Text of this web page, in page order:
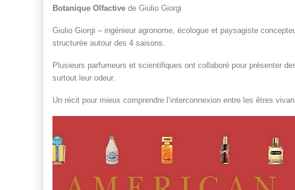
Botanique Olfactive de Giulio Giorgi
Giulio Giorgi – ingénieur agronome, écologue et paysagiste
structurée autour des 4 saisons.
Plusieurs parfumeurs et scientifiques ont collaboré pour présenter
surtout leur odeur.
Un récit pour mieux comprendre l’interconnexion entre les êtres